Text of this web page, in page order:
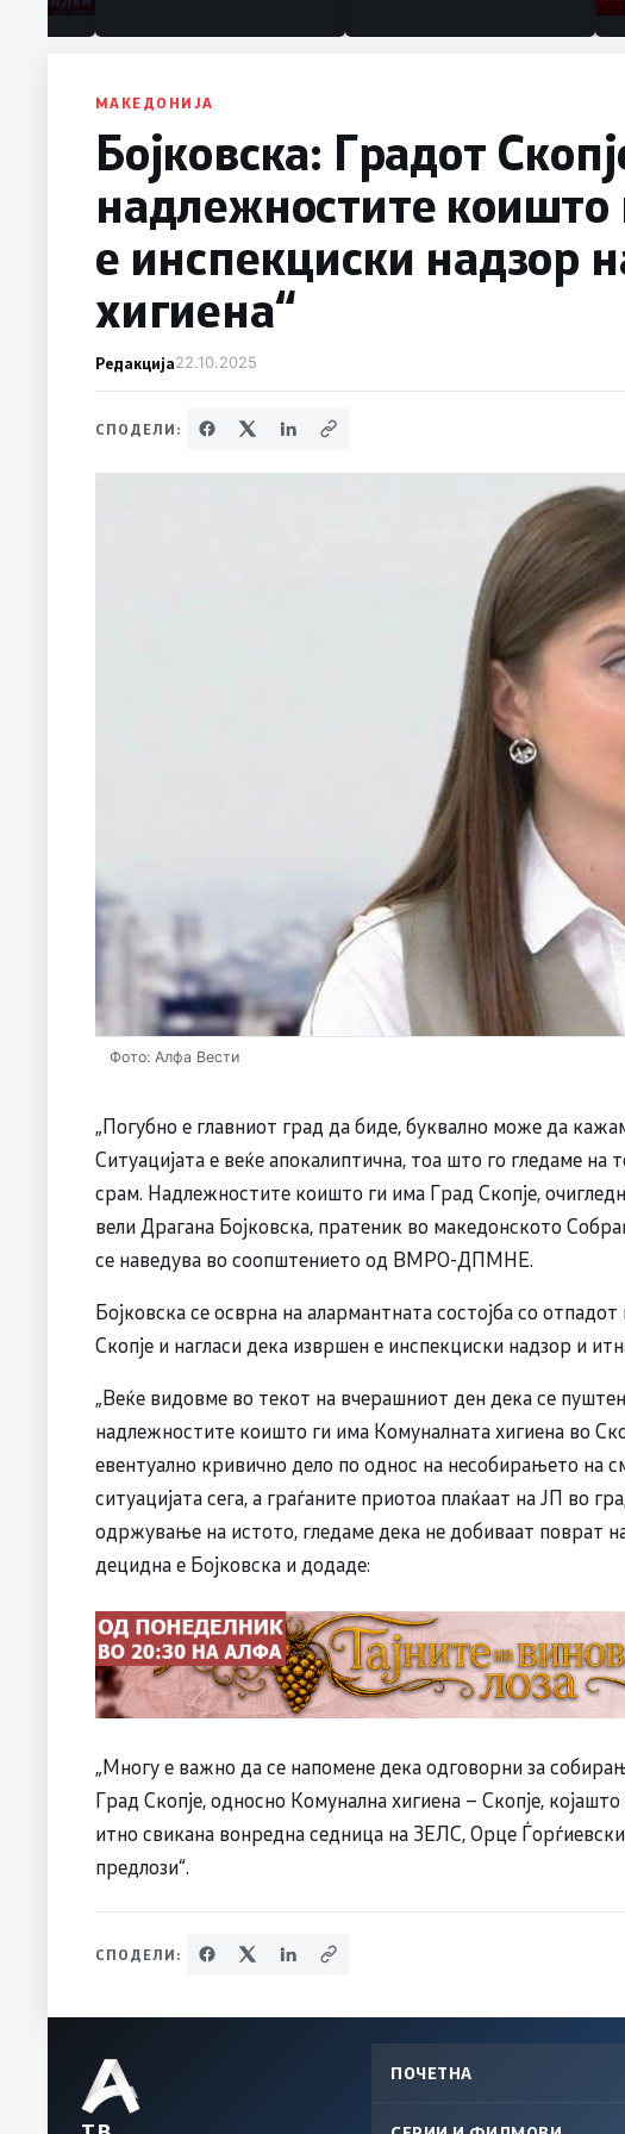
МАКЕДОНИЈА
Бојковска: Градот
надлежностите
е инспекциски надзор
хигиена“
Редакција22.10.2025
СПОДЕЛИ:
Фото: Алфа Вести
„Погубно е главниот град да биде, буквално може да
Ситуацијата е веќе апокалиптична, тоа што го гледаме на
срам. Надлежностите коишто ги има Град Скопје,
вели Драгана Бојковска, пратеник во македонското
се наведува во соопштението од ВМРО-ДПМНЕ.
Бојковска се осврна на алармантната состојба со
Скопје и нагласи дека извршен е инспекциски надзор и
„Веќе видовме во текот на вчерашниот ден дека се
надлежностите коишто ги има Комуналната хигиена во
евентуално кривично дело по однос на несобирањето на
ситуацијата сега, а граѓаните приотоа плаќаат на ЈП во
одржување на истото, гледаме дека не добиваат поврат
децидна е Бојковска и додаде:
„Многу е важно да се напомене дека одговорни за
Град Скопје, односно Комунална хигиена – Скопје,
итно свикана вонредна седница на ЗЕЛС, Орце
предлози“.
СПОДЕЛИ:
ПОЧЕТНА